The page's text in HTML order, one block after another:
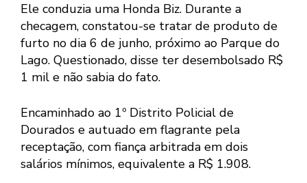
Ele conduzia uma Honda Biz. Durante a
checagem, constatou-se tratar de produto de
furto no dia 6 de junho, próximo ao Parque do
Lago. Questionado, disse ter desembolsado R$
1 mil e não sabia do fato.
Encaminhado ao 1º Distrito Policial de
Dourados e autuado em flagrante pela
receptação, com fiança arbitrada em dois
salários mínimos, equivalente a R$ 1.908.